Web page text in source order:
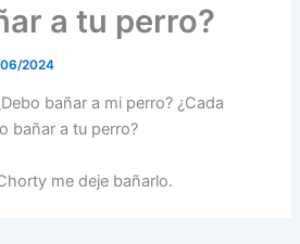
a tu perro?
2024
bañar a mi perro? ¿Cada
bañar a tu perro?
me deje bañarlo.